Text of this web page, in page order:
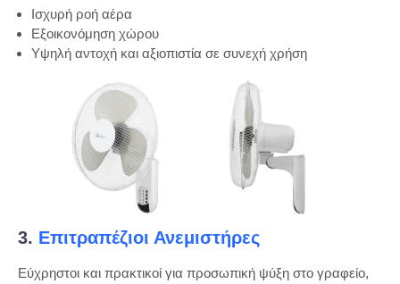
Ισχυρή ροή αέρα
Εξοικονόμηση χώρου
Υψηλή αντοχή και αξιοπιστία σε συνεχή χρήση
3. Επιτραπέζιοι Ανεμιστήρες
Εύχρηστοι και πρακτικοί για προσωπική ψύξη στο γραφείο,